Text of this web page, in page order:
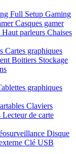
Full Setup Gaming
Casques gamer
Haut parleurs Chaises
Cartes graphiques
Boitiers Stockage
graphiques
Claviers
Lecteur de carte
Disque
Clé USB